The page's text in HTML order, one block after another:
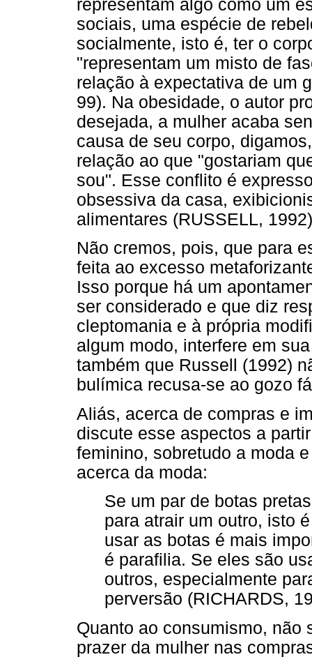
representam algo como um
sociais, uma espécie de
socialmente, isto é, ter o
"representam um misto de
relação à expectativa de um
99). Na obesidade, o autor
desejada, a mulher acaba
causa de seu corpo,
relação ao que "gostariam
sou". Esse conflito é
obsessiva da casa,
alimentares (RUSSELL,
Não cremos, pois, que para
feita ao excesso
Isso porque há um
ser considerado e que diz
cleptomania e à própria
algum modo, interfere em
também que Russell (1992)
bulímica recusa-se ao gozo
Aliás, acerca de compras e
discute esse aspectos a
feminino, sobretudo a moda
acerca da moda:
Se um par de botas
para atrair um outro, isto
usar as botas é mais
é parafilia. Se eles são
outros, especialmente
perversão (RICHARDS,
Quanto ao consumismo, não
prazer da mulher nas